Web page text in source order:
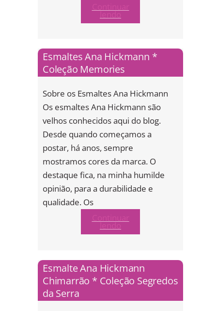
lendo
Esmaltes Ana Hickmann *
Coleção Memories
Sobre os Esmaltes Ana Hickmann
Os esmaltes Ana Hickmann são
velhos conhecidos aqui do blog.
Desde quando começamos a
postar, há anos, sempre
mostramos cores da marca. O
destaque fica, na minha humilde
opinião, para a durabilidade e
qualidade. Os
lendo
Esmalte Ana Hickmann
Chimarrão * Coleção Segredos
da Serra